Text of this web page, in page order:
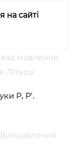
на сайті
мовлення
Літера
Р, Р’.